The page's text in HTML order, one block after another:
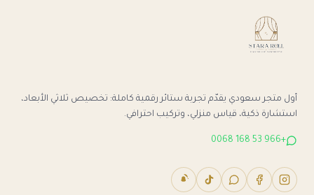
أول متجر سعودي يقدّم تجربة ستائر رقمية كاملة: تخصيص ثلاثي الأبعاد،
استشارة ذكية، قياس منزلي، وتركيب احترافي.
+966 53 168 0068